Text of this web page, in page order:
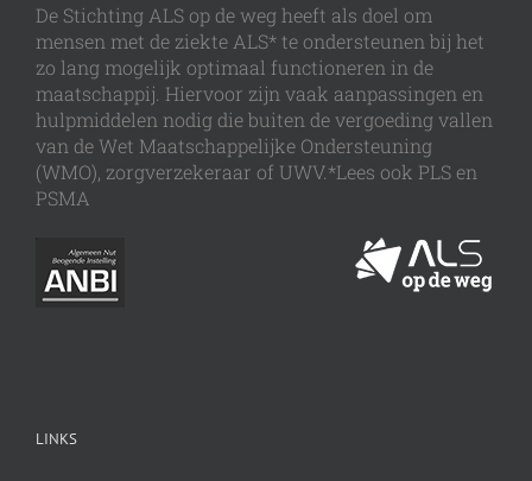
De Stichting ALS op de weg heeft als doel om
mensen met de ziekte ALS* te ondersteunen bij het
zo lang mogelijk optimaal functioneren in de
maatschappij. Hiervoor zijn vaak aanpassingen en
hulpmiddelen nodig die buiten de vergoeding vallen
van de Wet Maatschappelijke Ondersteuning
(WMO), zorgverzekeraar of UWV.*Lees ook PLS en
PSMA
LINKS